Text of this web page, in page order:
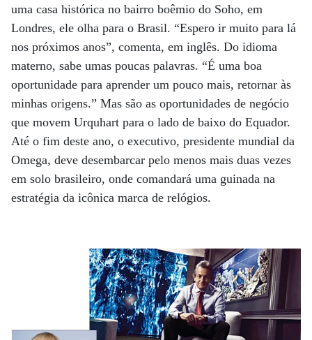
uma casa histórica no bairro boêmio do Soho, em
Londres, ele olha para o Brasil. “Espero ir muito para lá
nos próximos anos”, comenta, em inglês. Do idioma
materno, sabe umas poucas palavras. “É uma boa
oportunidade para aprender um pouco mais, retornar às
minhas origens.” Mas são as oportunidades de negócio
que movem Urquhart para o lado de baixo do Equador.
Até o fim deste ano, o executivo, presidente mundial da
Omega, deve desembarcar pelo menos mais duas vezes
em solo brasileiro, onde comandará uma guinada na
estratégia da icônica marca de relógios.